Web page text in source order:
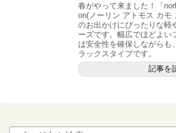
春がやって来ました！「
on(ノーリン アトモス カモ
のお出かけにぴったりな軽
ーズです。幅広でほどよい
は安全性を確保しながらも
ラックスタイプです。
記事を